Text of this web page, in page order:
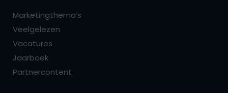
Marketingthema’s
Veelgelezen
Vacatures
Jaarboek
Partnercontent